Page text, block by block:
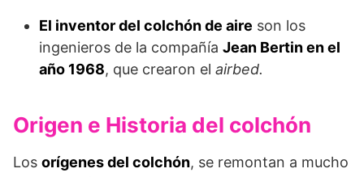
El inventor del colchón de aire son los
ingenieros de la compañía Jean Bertin en el
año 1968, que crearon el airbed.
Origen e Historia del colchón
Los orígenes del colchón, se remontan a mucho